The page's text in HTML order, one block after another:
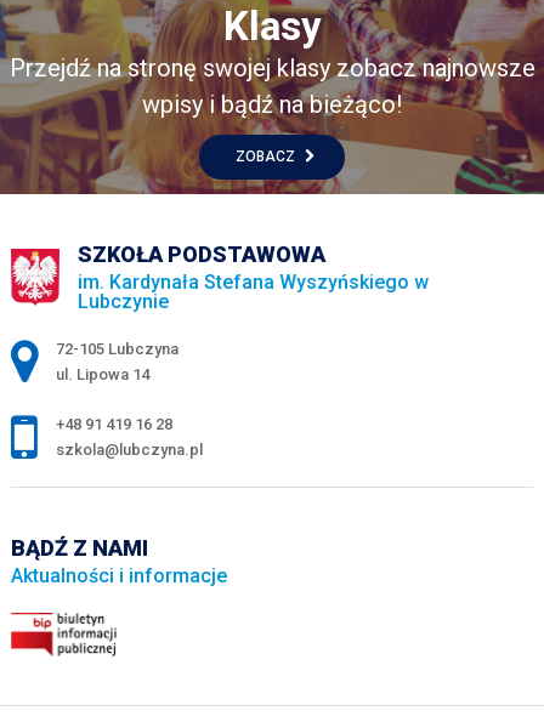
Klasy
Przejdź na stronę swojej klasy zobacz najnowsze
wpisy i bądź na bieżąco!
ZOBACZ
SZKOŁA PODSTAWOWA
im. Kardynała Stefana Wyszyńskiego w
Lubczynie
Adres pocztowy:
72-105 Lubczyna
ul. Lipowa 14
+48 91 419 16 28
szkola@lubczyna.pl
BĄDŹ Z NAMI
Aktualności i informacje